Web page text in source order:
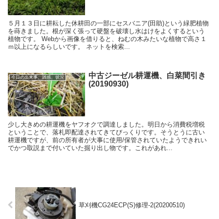
５月１３日に耕耘した休耕田の一部にセスバニア(田助)という緑肥植物
を蒔きました。根が深く張って硬盤を破壊し水はけをよくするという
植物です。 Webから画像を借りると、ねむの木みたいな植物で高さ１
ｍ以上になるらしいです。 ネットを検索...
今日の出来事、雑感、状況
中古ジーゼル耕運機、白菜間引き
(20190930)
少し大きめの耕運機をヤフオクで調達しました。明日から消費税増税
ということで、落札即配達されてきてびっくりです。そうとうに古い
耕運機ですが、前の所有者が大事に使用/保管されていたようできれい
でかつ取説まで付いていた掘り出し物です。これがあれ...
草刈機CG24ECP(S)修理-2(20200510)